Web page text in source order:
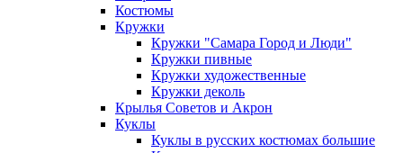
Костюмы
Кружки
Кружки "Самара Город и Люди"
Кружки пивные
Кружки художественные
Кружки деколь
Крылья Советов и Акрон
Куклы
Куклы в русских костюмах большие